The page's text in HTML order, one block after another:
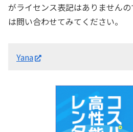
がライセンス表記はありません
は問い合わせてみてください。
Yana